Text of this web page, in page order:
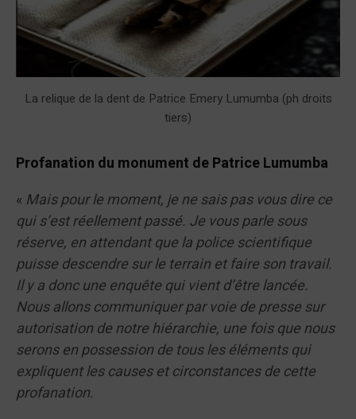
La relique de la dent de Patrice Emery Lumumba (ph droits
tiers)
Profanation du monument de Patrice Lumumba
« Mais pour le moment, je ne sais pas vous dire ce
qui s’est réellement passé. Je vous parle sous
réserve, en attendant que la police scientifique
puisse descendre sur le terrain et faire son travail.
Il y a donc une enquête qui vient d’être lancée.
Nous allons communiquer par voie de presse sur
autorisation de notre hiérarchie, une fois que nous
serons en possession de tous les éléments qui
expliquent les causes et circonstances de cette
profanation.